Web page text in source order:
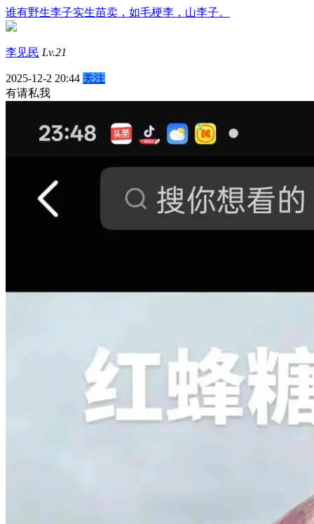
谁有野生李子实生苗卖，如毛梗李，山李子。
李见民 Lv.21
2025-12-2 20:44 关注
有请私我